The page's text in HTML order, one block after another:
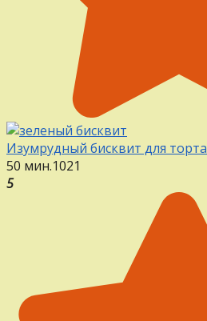
Изумрудный бисквит для торта
50 мин.1021
5